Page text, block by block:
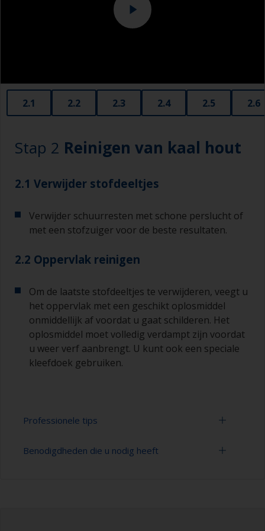
2.1 2.2 2.3 2.4 2.5 2.6
Stap 2 Reinigen van kaal hout
2.1 Verwijder stofdeeltjes
Verwijder schuurresten met schone perslucht of
met een stofzuiger voor de beste resultaten.
2.2 Oppervlak reinigen
Om de laatste stofdeeltjes te verwijderen, veegt u
het oppervlak met een geschikt oplosmiddel
onmiddellijk af voordat u gaat schilderen. Het
oplosmiddel moet volledig verdampt zijn voordat
u weer verf aanbrengt. U kunt ook een speciale
kleefdoek gebruiken.
Professionele tips
Hout dat olie of zuur bevat, zoals teak / iroko of
Benodigdheden die u nodig heeft